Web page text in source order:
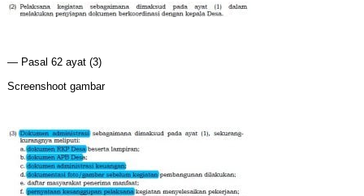
— Pasal 62 ayat (3)
Screenshoot gambar